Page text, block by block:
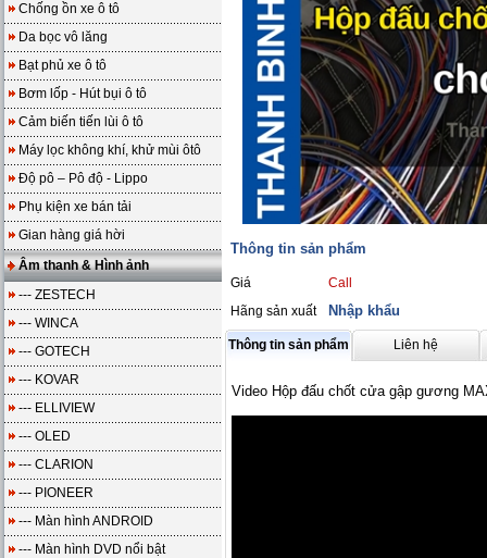
Chống ồn xe ô tô
Da bọc vô lăng
Bạt phủ xe ô tô
Bơm lốp - Hút bụi ô tô
Cảm biến tiến lùi ô tô
Máy lọc không khí, khử mùi ôtô
Độ pô – Pô độ - Lippo
Phụ kiện xe bán tải
Gian hàng giá hời
Âm thanh & Hình ảnh
--- ZESTECH
--- WINCA
--- GOTECH
--- KOVAR
--- ELLIVIEW
--- OLED
--- CLARION
--- PIONEER
--- Màn hình ANDROID
--- Màn hình DVD nổi bật
Thông tin sản phẩm
Giá
Call
Hãng sản xuất
Nhập khẩu
Thông tin sản phẩm Liên hệ
Video Hộp đấu chốt cửa gập gương